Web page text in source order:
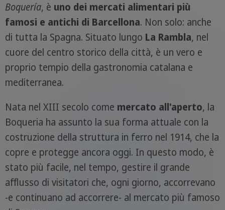
Boquería, è uno dei mercati alimentari più
famosi e antichi di Barcellona. Non solo: anche
di tutta la Spagna. Situato lungo La Rambla, nel
cuore del centro storico della città, è un vero e
proprio tempio della gastronomia catalana e
mediterranea.
Nata nel XIII secolo come mercato all'aperto, la
Boqueria ha assunto la sua forma attuale con la
costruzione della struttura in ferro nel 1914, che la
copre e protegge ancora oggi. In questo modo, è
stato più facile, nel tempo, gestire il grande
afflusso di visitatori che, ogni giorno, accorrevano
-e continuano ad accorrere- al mercato più famoso